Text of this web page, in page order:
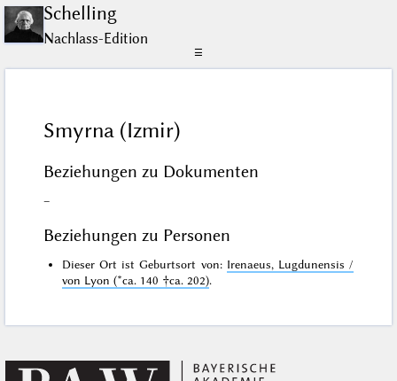
Schelling
Nachlass-Edition
☰
Smyrna (Izmir)
Beziehungen zu Dokumenten
–
Beziehungen zu Personen
Dieser Ort ist Geburtsort von: Irenaeus, Lugdunensis /
von Lyon (*ca. 140 †ca. 202).